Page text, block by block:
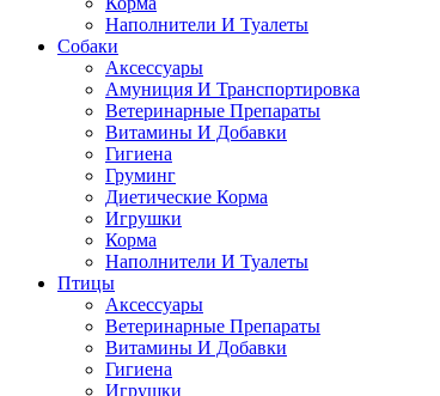
Наполнители И Туалеты
Собаки
Аксессуары
Амуниция И Транспортировка
Ветеринарные Препараты
Витамины И Добавки
Гигиена
Груминг
Диетические Корма
Игрушки
Корма
Наполнители И Туалеты
Птицы
Аксессуары
Ветеринарные Препараты
Витамины И Добавки
Гигиена
Игрушки